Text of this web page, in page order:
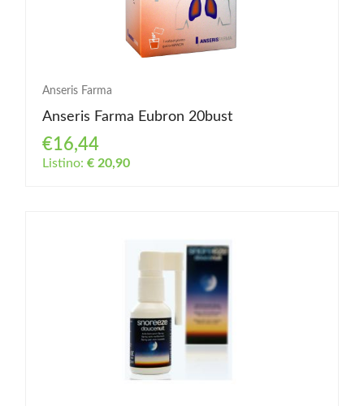
Anseris Farma
Anseris Farma Eubron 20bust
€16,44
Listino: € 20,90